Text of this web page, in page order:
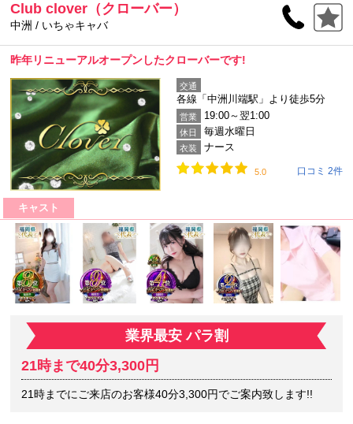
Club clover（クローバー）
中洲 / いちゃキャバ
昨年リニューアルオープンしたクローバーです!
交通
各線「中洲川端駅」より徒歩5分
営業 19:00～翌1:00
休日 毎週水曜日
衣装 ナース
5.0 口コミ 2件
キャスト
業界最安 パラ割
21時まで40分3,300円
21時までにご来店のお客様40分3,300円でご案内致します!!